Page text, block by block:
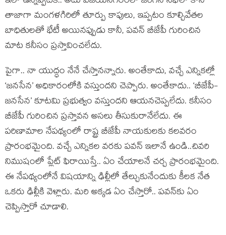
తాజాగా మంగ‌ళ‌గిరిలో తూర్పు కాపులు, ఇప్ప‌టం కూల్చివేత‌ల
బాధితుల‌తో భేటీ అయిన‌ప్పుడు కానీ, ప‌వ‌న్ బీజేపీ గురించిన
మాట క‌నీసం ప్ర‌స్తావించ‌లేదు.
పైగా.. నా యుద్ధం నేనే చేస్తాన‌న్నారు. అంతేకాదు, వ‌చ్చే ఎన్నిక‌ల్లో
‘జ‌న‌సేన‌’ అధికారంలోకి వ‌స్తుంద‌ని చెప్పారు. అంతేకాదు.. ‘బీజేపీ-
జ‌న‌సేన’ కూట‌మి ప్ర‌భుత్వం వ‌స్తుంద‌ని ఆయ‌నచెప్ప‌లేదు. క‌నీసం
బీజేపీ గురించిన ప్ర‌స్తావన అస‌లు తీసుకురానేలేదు. ఈ
ప‌రిణామాల నేప‌థ్యంలో రాష్ట్ర బీజేపీ నాయ‌కుల‌కు క‌ల‌వ‌రం
ప్రారంభ‌మైంది. వ‌చ్చే ఎన్నిక‌ల వ‌ర‌కు ప‌వ‌న్ ఇలానే ఉండి..చివ‌రి
నిముషంలో ప్లేట్ ఫిరాయిస్తే.. ఏం చేయాల‌నే చ‌ర్చ ప్రారంభమైంది.
ఈ నేప‌థ్యంలోనే విష‌యాన్ని ఢిల్లీలో తేల్చుకునేందుకు కీల‌క నేత
ఒక‌రు ఢిల్లీకి వెళ్లారు. మ‌రి అక్క‌డ ఏం చేస్తారో.. ప‌వ‌న్‌కు ఏం
చెప్పిస్తారో చూడాలి.